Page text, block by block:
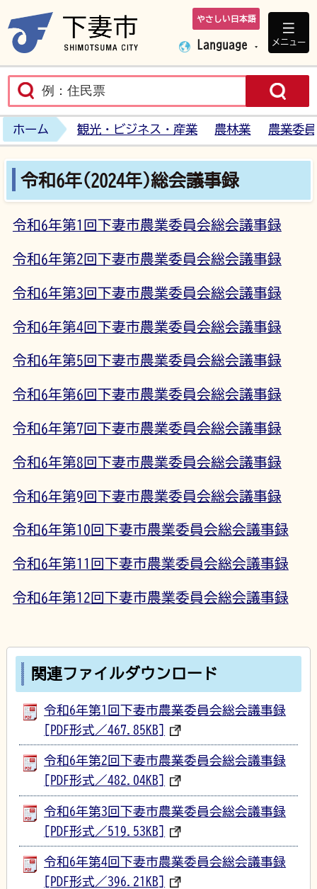
下妻市ホームペ
やさしい日本語
Language メニュー
ホーム 観光・ビジネス・産業 農林業 農業委
令和6年(2024年)総会議事録
令和6年第1回下妻市農業委員会総会議事録
令和6年第2回下妻市農業委員会総会議事録
令和6年第3回下妻市農業委員会総会議事録
令和6年第4回下妻市農業委員会総会議事録
令和6年第5回下妻市農業委員会総会議事録
令和6年第6回下妻市農業委員会総会議事録
令和6年第7回下妻市農業委員会総会議事録
令和6年第8回下妻市農業委員会総会議事録
令和6年第9回下妻市農業委員会総会議事録
令和6年第10回下妻市農業委員会総会議事録
令和6年第11回下妻市農業委員会総会議事録
令和6年第12回下妻市農業委員会総会議事録
関連ファイルダウンロード
令和6年第1回下妻市農業委員会総会議事録
[PDF形式／467.85KB]
令和6年第2回下妻市農業委員会総会議事録
[PDF形式／482.04KB]
令和6年第3回下妻市農業委員会総会議事録
[PDF形式／519.53KB]
令和6年第4回下妻市農業委員会総会議事録
[PDF形式／396.21KB]